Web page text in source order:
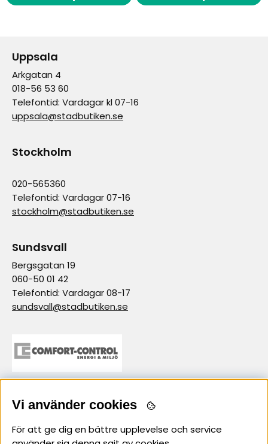
Uppsala
Arkgatan 4
018-56 53 60
Telefontid: Vardagar kl 07-16
uppsala@stadbutiken.se
Stockholm
020-565360
Telefontid: Vardagar 07-16
stockholm@stadbutiken.se
Sundsvall
Bergsgatan 19
060-50 01 42
Telefontid: Vardagar 08-17
sundsvall@stadbutiken.se
samarbetspartner
Vi använder cookies
För att ge dig en bättre upplevelse och service